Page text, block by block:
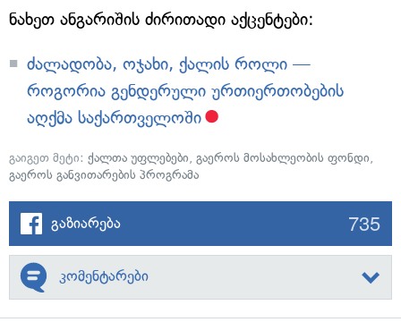
ნახეთ ანგარიშის ძირითადი აქცენტები:
ძალადობა, ოჯახი, ქალის როლი —
როგორია გენდერული ურთიერთობების
აღქმა საქართველოში
გაიგეთ მეტი: ქალთა უფლებები, გაეროს მოსახლეობის ფონდი,
გაეროს განვითარების პროგრამა
გაზიარება 735
კომენტარები